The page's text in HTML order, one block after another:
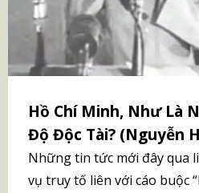
Hồ Chí Minh, Như Là
Độ Độc Tài? (Nguyễn
Những tin tức mới đây qua
vụ truy tố liên với cáo buộc